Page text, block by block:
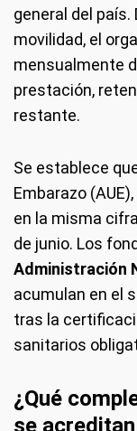
general del
movilidad, el
mensualmente
prestación,
restante.
Se establece
Embarazo
en la misma
de junio. Los
Administración
acumulan en el
tras la
sanitarios
¿Qué
se